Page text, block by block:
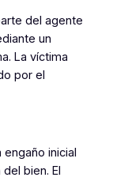
del agente
un
La víctima
por el
inicial
bien. El